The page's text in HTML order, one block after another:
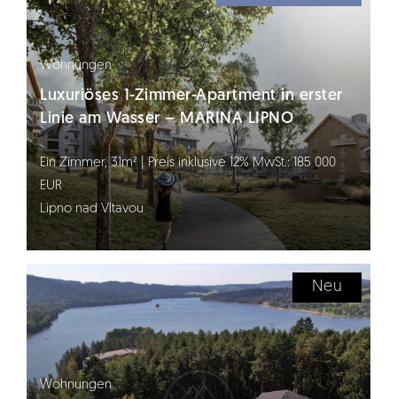
Wohnungen
Luxuriöses 1-Zimmer-Apartment in erster
Linie am Wasser – MARINA LIPNO
Ein Zimmer, 31m² | Preis inklusive 12% MwSt.: 185 000
EUR
Lipno nad Vltavou
Neu
Wohnungen